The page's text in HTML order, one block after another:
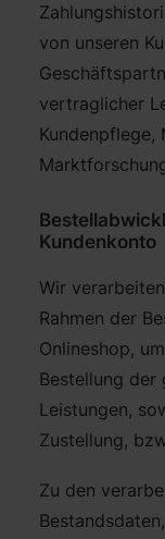
von unseren
vertraglicher
Kundenpflege,
Kundenkonto
Wir
Rahmen der
Onlineshop,
Bestellung der
Leistungen,
Zustellung,
Zu den